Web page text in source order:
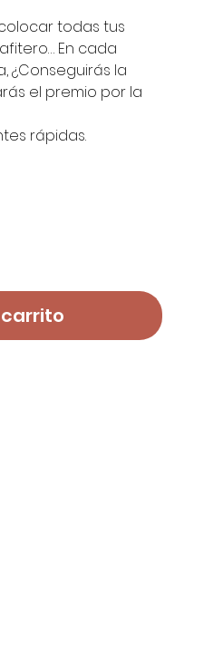
todas tus
En cada
¿Conseguirás la
el premio por la
rápidas.